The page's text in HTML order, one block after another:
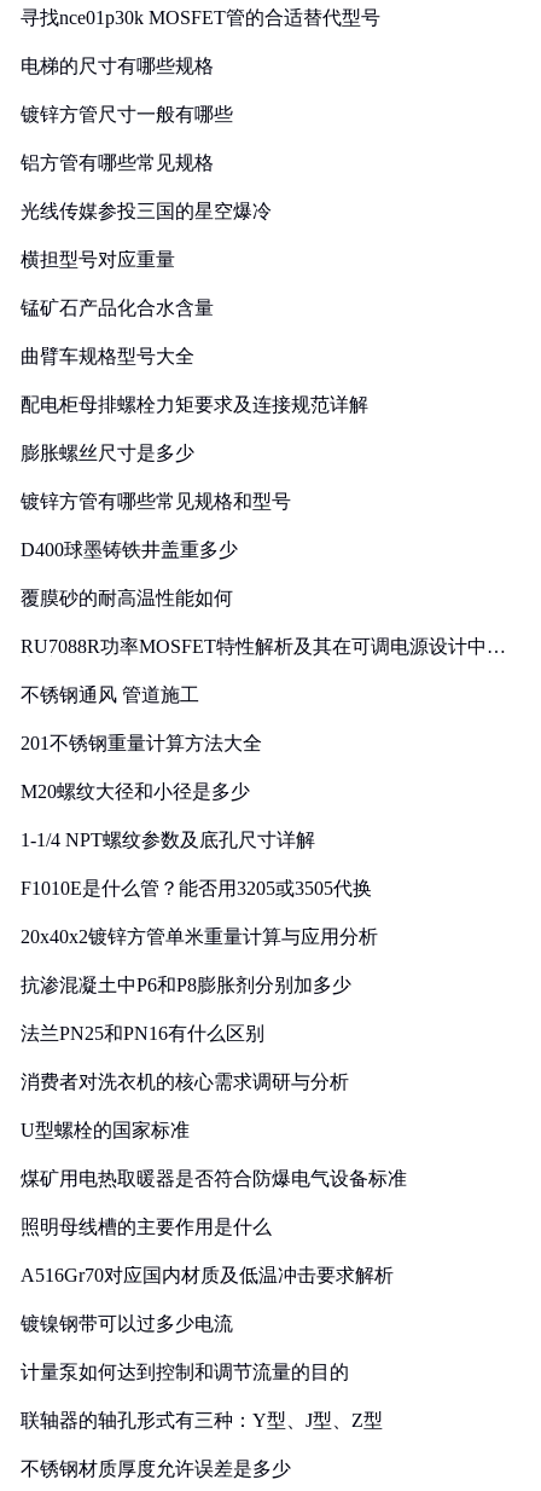
寻找nce01p30k MOSFET管的合适替代型号
电梯的尺寸有哪些规格
镀锌方管尺寸一般有哪些
铝方管有哪些常见规格
光线传媒参投三国的星空爆冷
横担型号对应重量
锰矿石产品化合水含量
曲臂车规格型号大全
配电柜母排螺栓力矩要求及连接规范详解
膨胀螺丝尺寸是多少
镀锌方管有哪些常见规格和型号
D400球墨铸铁井盖重多少
覆膜砂的耐高温性能如何
RU7088R功率MOSFET特性解析及其在可调电源设计中的
不锈钢通风 管道施工
201不锈钢重量计算方法大全
M20螺纹大径和小径是多少
1-1/4 NPT螺纹参数及底孔尺寸详解
F1010E是什么管？能否用3205或3505代换
20x40x2镀锌方管单米重量计算与应用分析
抗渗混凝土中P6和P8膨胀剂分别加多少
法兰PN25和PN16有什么区别
消费者对洗衣机的核心需求调研与分析
U型螺栓的国家标准
煤矿用电热取暖器是否符合防爆电气设备标准
照明母线槽的主要作用是什么
A516Gr70对应国内材质及低温冲击要求解析
镀镍钢带可以过多少电流
计量泵如何达到控制和调节流量的目的
联轴器的轴孔形式有三种：Y型、J型、Z型
不锈钢材质厚度允许误差是多少